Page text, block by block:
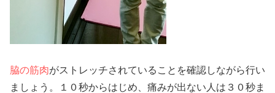
脇の筋肉がストレッチされていることを確認しながら行い
ましょう。１０秒からはじめ、痛みが出ない人は３０秒ま